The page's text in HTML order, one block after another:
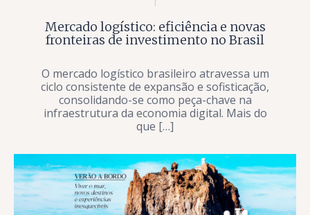
Mercado logístico: eficiência e novas
fronteiras de investimento no Brasil
O mercado logístico brasileiro atravessa um
ciclo consistente de expansão e sofisticação,
consolidando-se como peça-chave na
infraestrutura da economia digital. Mais do
que […]